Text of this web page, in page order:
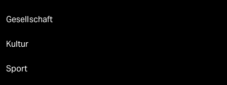
Gesellschaft
Kultur
Sport